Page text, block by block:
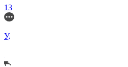
13
Удаленка (Работа)